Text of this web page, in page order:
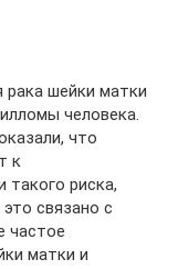
шейки матки
человека.
что
к
риска,
связано с
частое
матки и